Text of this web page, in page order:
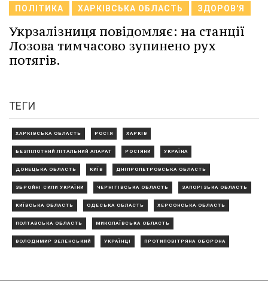
ПОЛІТИКА ХАРКІВСЬКА ОБЛАСТЬ ЗДОРОВ'Я
Укрзалізниця повідомляє: на станції
Лозова тимчасово зупинено рух
потягів.
ТЕГИ
ХАРКІВСЬКА ОБЛАСТЬ РОСІЯ ХАРКІВ
БЕЗПІЛОТНИЙ ЛІТАЛЬНИЙ АПАРАТ РОСІЯНИ УКРАЇНА
ДОНЕЦЬКА ОБЛАСТЬ КИЇВ ДНІПРОПЕТРОВСЬКА ОБЛАСТЬ
ЗБРОЙНІ СИЛИ УКРАЇНИ ЧЕРНІГІВСЬКА ОБЛАСТЬ ЗАПОРІЗЬКА ОБЛАСТЬ
КИЇВСЬКА ОБЛАСТЬ ОДЕСЬКА ОБЛАСТЬ ХЕРСОНСЬКА ОБЛАСТЬ
ПОЛТАВСЬКА ОБЛАСТЬ МИКОЛАЇВСЬКА ОБЛАСТЬ
ВОЛОДИМИР ЗЕЛЕНСЬКИЙ УКРАЇНЦІ ПРОТИПОВІТРЯНА ОБОРОНА